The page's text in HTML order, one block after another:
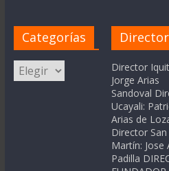
Categorías
Categorías
Director
Jorge Arias
Sandoval
Ucayali:
Arias de
Director San
Martín: Jose
Padilla